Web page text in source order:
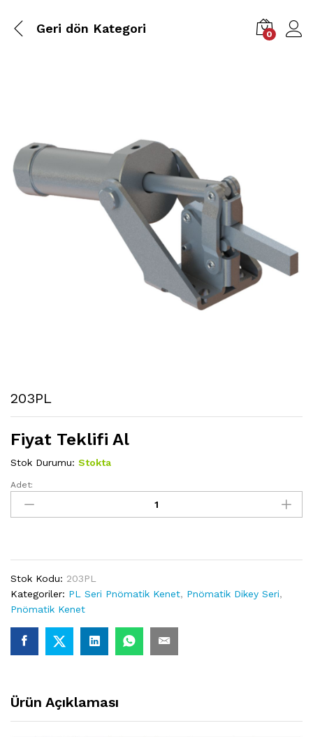
Geri dön Kategori 0
203PL
Fiyat Teklifi Al
Stok Durumu: Stokta
203PL
miktarı
Adet:
Stok Kodu: 203PL
Kategoriler: PL Seri Pnömatik Kenet, Pnömatik Dikey Seri,
Pnömatik Kenet
Ürün Açıklaması